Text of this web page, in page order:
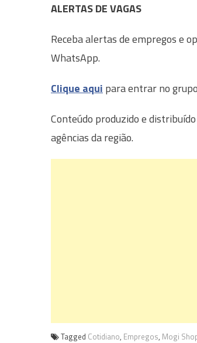
ALERTAS DE VAGAS
Receba alertas de empregos e
WhatsApp.
Clique aqui para entrar no
Conteúdo produzido e
agências da região.
Tagged Cotidiano, Empregos, Mogi